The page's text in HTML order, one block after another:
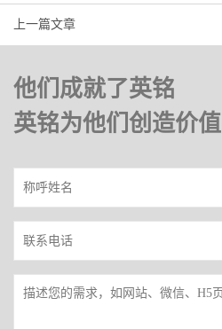
上一篇文章
他们成就了英铭
英铭为他们创造价值